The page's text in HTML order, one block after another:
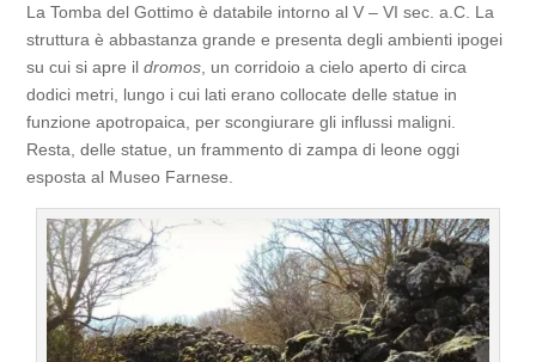
La Tomba del Gottimo è databile intorno al V – VI sec. a.C. La
struttura è abbastanza grande e presenta degli ambienti ipogei
su cui si apre ildromos , un corridoio a cielo aperto di circa
dodici metri, lungo i cui lati erano collocate delle statue in
funzione apotropaica, per scongiurare gli influssi maligni.
Resta, delle statue, un frammento di zampa di leone oggi
esposta al Museo Farnese.